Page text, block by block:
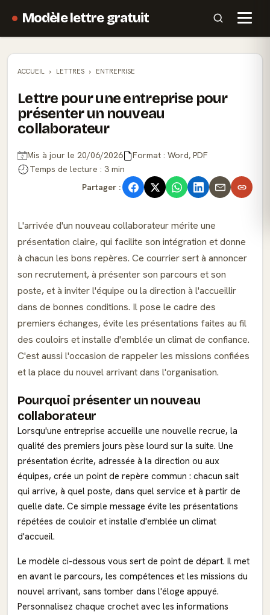
Modèle lettre gratuit
ACCUEIL LETTRES ENTREPRISE
Lettre pour une entreprise pour
présenter un nouveau
collaborateur
Mis à jour le 20/06/2026
Format : Word, PDF
Temps de lecture : 3 min
Partager :
L'arrivée d'un nouveau collaborateur mérite une
présentation claire, qui facilite son intégration et donne
à chacun les bons repères. Ce courrier sert à annoncer
son recrutement, à présenter son parcours et son
poste, et à inviter l'équipe ou la direction à l'accueillir
dans de bonnes conditions. Il pose le cadre des
premiers échanges, évite les présentations faites au fil
des couloirs et installe d'emblée un climat de confiance.
C'est aussi l'occasion de rappeler les missions confiées
et la place du nouvel arrivant dans l'organisation.
Pourquoi présenter un nouveau
collaborateur
Lorsqu'une entreprise accueille une nouvelle recrue, la
qualité des premiers jours pèse lourd sur la suite. Une
présentation écrite, adressée à la direction ou aux
équipes, crée un point de repère commun : chacun sait
qui arrive, à quel poste, dans quel service et à partir de
quelle date. Ce simple message évite les présentations
répétées de couloir et installe d'emblée un climat
d'accueil.
Le modèle ci-dessous vous sert de point de départ. Il met
en avant le parcours, les compétences et les missions du
nouvel arrivant, sans tomber dans l'éloge appuyé.
Personnalisez chaque crochet avec les informations